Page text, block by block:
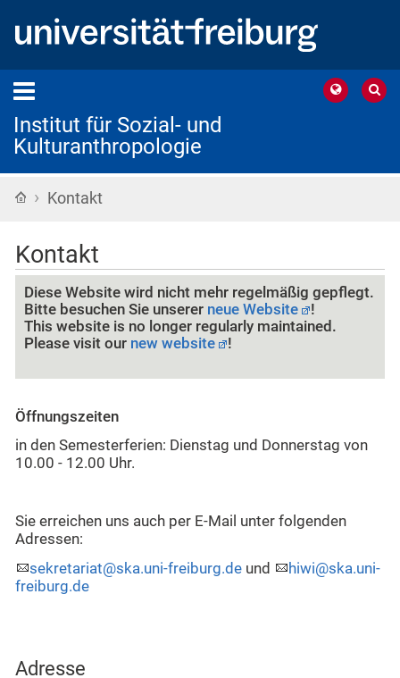
Institut für Sozial- und
Kulturanthropologie
Startseite
› Kontakt
Kontakt
Diese Website wird nicht mehr regelmäßig gepflegt.
Bitte besuchen Sie unserer neue Website
!
This website is no longer regularly maintained.
Please visit our new website !
Öffnungszeiten
in den Semesterferien: Dienstag und Donnerstag von
10.00 - 12.00 Uhr.
Sie erreichen uns auch per E-Mail unter folgenden
Adressen:
sekretariat@ska.uni-freiburg.de und
hiwi@ska.uni-
freiburg.de
Adresse